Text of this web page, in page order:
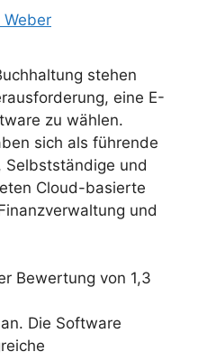
Weber
stehen
eine E-
zu wählen.
sich als führende
Selbstständige und
Cloud-basierte
und
Bewertung von 1,3
an. Die Software